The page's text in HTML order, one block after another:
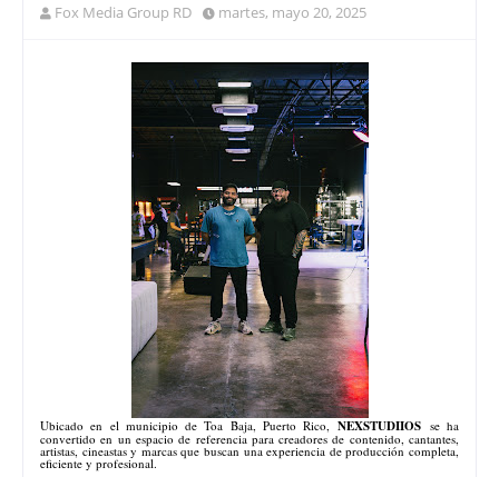
Fox Media Group RD martes, mayo 20, 2025
Ubicado en el municipio de Toa Baja, Puerto Rico,NEXSTUDIIOS se ha
convertido en un espacio de referencia para creadores de contenido, cantantes,
artistas, cineastas y marcas que buscan una experiencia de producción completa,
eficiente y profesional.